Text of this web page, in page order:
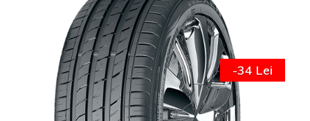
-34 Lei